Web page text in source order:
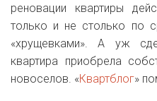
реновации квартиры
только и не столько по
«хрущевками». А уж
квартира приобрела
новоселов. «Квартблог»